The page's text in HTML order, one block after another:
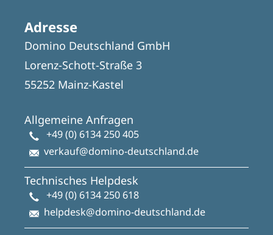
Adresse
Domino Deutschland GmbH
Lorenz-Schott-Straße 3
55252 Mainz-Kastel
Allgemeine Anfragen
+49 (0) 6134 250 405
verkauf@domino-deutschland.de
Technisches Helpdesk
+49 (0) 6134 250 618
helpdesk@domino-deutschland.de